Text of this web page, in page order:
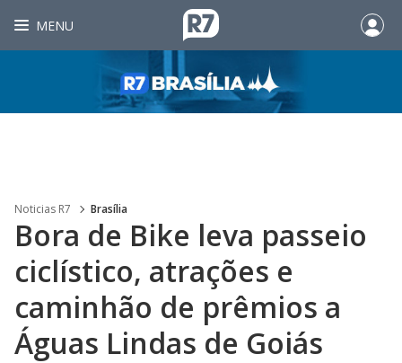
MENU
Noticias R7 Brasília
Bora de Bike leva passeio
ciclístico, atrações e
caminhão de prêmios a
Águas Lindas de Goiás